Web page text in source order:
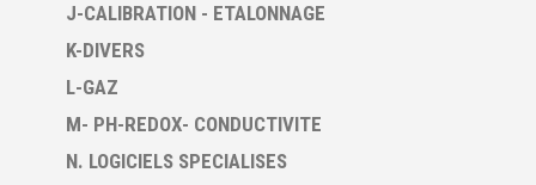
J-CALIBRATION - ETALONNAGE
K-DIVERS
L-GAZ
M- PH-REDOX- CONDUCTIVITE
N. LOGICIELS SPECIALISES